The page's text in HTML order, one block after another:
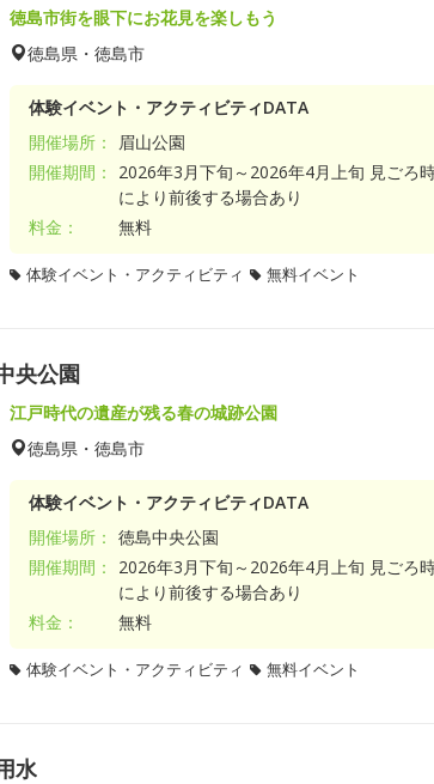
徳島市街を眼下にお花見を楽しもう
徳島県・徳島市
体験イベント・アクティビティDATA
開催場所：
眉山公園
開催期間：
2026年3月下旬～2026年4月上旬 見ごろ
により前後する場合あり
料金：
無料
体験イベント・アクティビティ 無料イベント
央公園
江戸時代の遺産が残る春の城跡公園
徳島県・徳島市
体験イベント・アクティビティDATA
開催場所： 徳島中央公園
開催期間：
2026年3月下旬～2026年4月上旬 見ごろ
により前後する場合あり
料金：
無料
体験イベント・アクティビティ 無料イベント
水